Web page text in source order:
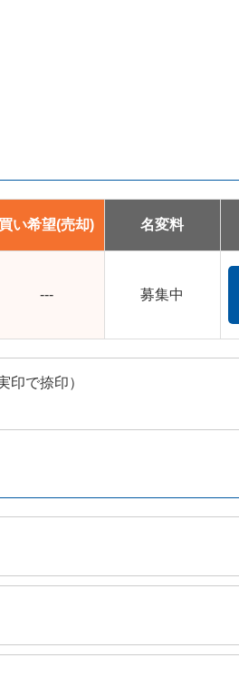
買い希望(売却) 名変料
--- 募集中
印で捺印）